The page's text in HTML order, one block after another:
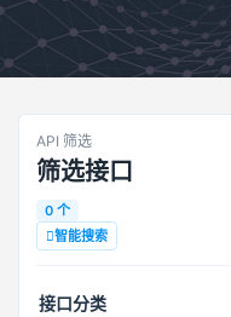
API 筛选
筛选接口
0 个
智能搜索
接口分类